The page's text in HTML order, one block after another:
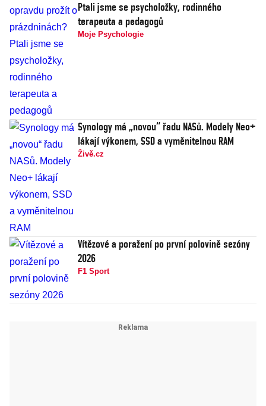
Ptali jsme se psycholožky, rodinného
terapeuta a pedagogů
Moje Psychologie
Synology má „novou“ řadu NASů. Modely Neo+
lákají výkonem, SSD a vyměnitelnou RAM
Živě.cz
Vítězové a poražení po první polovině sezóny
2026
F1 Sport